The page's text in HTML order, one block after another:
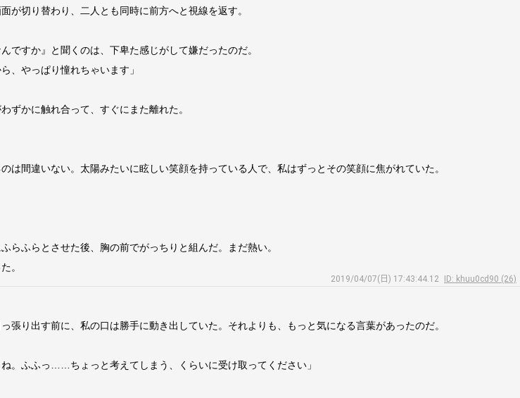
切り替わり、二人とも同時に前方へと視線を返す。
すか』と聞くのは、下卑た感じがして嫌だったのだ。
、やっぱり憧れちゃいます」
ずかに触れ合って、すぐにまた離れた。
間違いない。太陽みたいに眩しい笑顔を持っている人で、私はずっとその笑顔に焦がれていた。
ふらとさせた後、胸の前でがっちりと組んだ。まだ熱い。
。
2019/04/07(日) 17:43:44.12
ID: khuu0cd90 (26)
り出す前に、私の口は勝手に動き出していた。それよりも、もっと気になる言葉があったのだ。
ふふっ……ちょっと考えてしまう、くらいに受け取ってください」